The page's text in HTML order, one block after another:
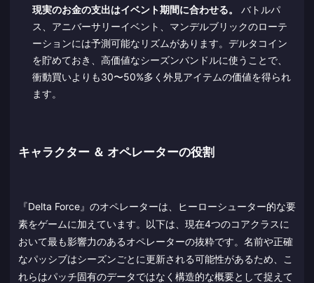
現実のお金の支出はイベント期間に合わせる。
バトルパ
ス、アニバーサリーイベント、マンデルブリックのローテ
ーションには予測可能なリズムがあります。デルタコイン
を貯めておき、高価値なシーズンバンドルに使うことで、
衝動買いよりも30〜50%多く外見アイテムの価値を得られ
ます。
キャラクター ＆ オペレーターの役割
『Delta Force』のオペレーターは、ヒーローシューター的な要
素をゲームに加えています。以下は、現在4つのコアクラスに
おいて最も影響力のあるオペレーターの抜粋です。名前や正確
なパッシブはシーズンごとに更新される可能性があるため、こ
れらはパッチ固有のデータではなく構造的な概要として捉えて